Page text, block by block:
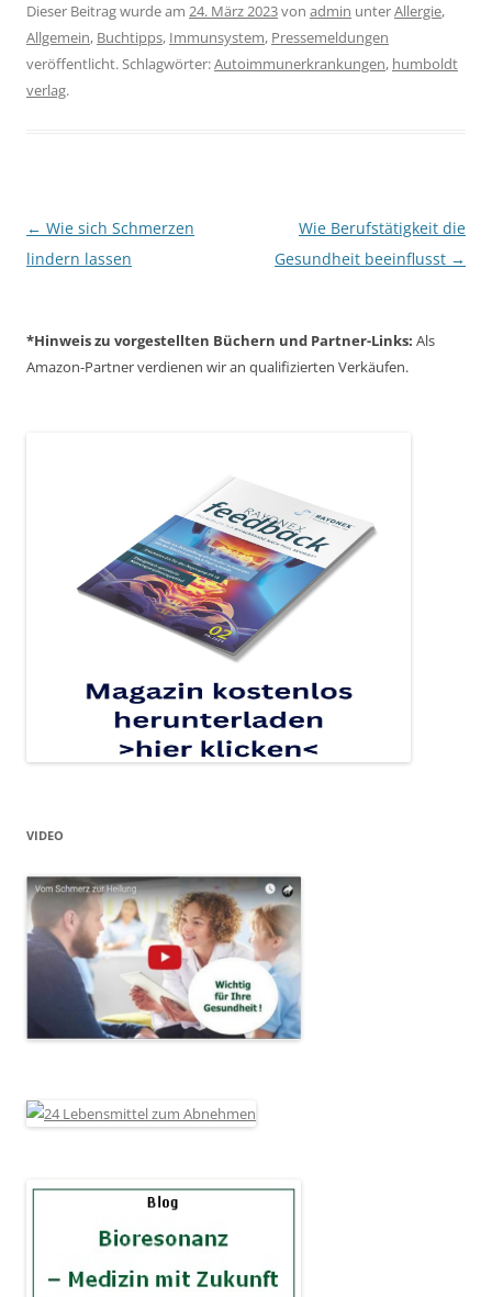
Dieser Beitrag wurde am 24. März 2023von admin unterAllergie,
Allgemein, Buchtipps, Immunsystem, Pressemeldungen
veröffentlicht. Schlagwörter:Autoimmunerkrankungen, humboldt
verlag.
Beitragsnavigation
← Wie sich Schmerzen
lindern lassen
Wie Berufstätigkeit die
Gesundheit beeinflusst →
*Hinweis zu vorgestellten Büchern und Partner-Links: Als
Amazon-Partner verdienen wir an qualifizierten Verkäufen.
VIDEO